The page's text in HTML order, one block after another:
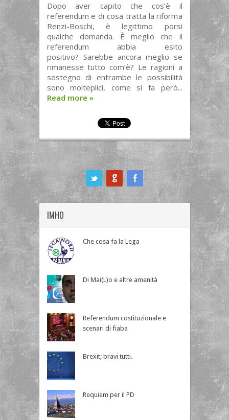
Dopo aver capito che cos’è il
referendum e di cosa tratta la riforma
Renzi-Boschi, è legittimo porsi
qualche domanda. È meglio che il
referendum abbia esito
positivo? Sarebbe ancora meglio se
rimanesse tutto com’è? Le ragioni a
sostegno di entrambe le possibilità
sono molteplici, come si fa però...
Read more »
IMHO
Che cosa fa la Lega
Di Mai(L)o e altre amenità
Referendum costituzionale e
scenari di fiaba
Brexit; bravi tutti.
Requiem per il PD